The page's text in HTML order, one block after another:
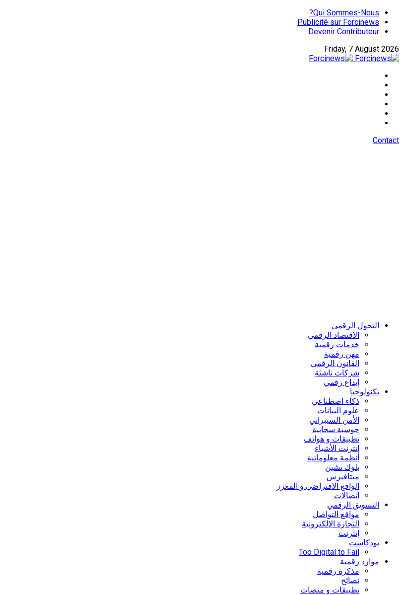
Qui Sommes-Nous?
Publicité sur Forcinews
Devenir Contributeur
Friday, 7 August 2026
Contact
التحول الرقمي
اﻻقتصاد الرقمي
خدمات رقمية
مهن رقمية
القانون الرقمي
شركات ناشئة
إبداع رقمي
تكنولوجيا
ذكاء اصطناعي
علوم البيانات
الأمن السيبراني
حوسبة سحابية
تطبيقات و هواتف
انترنت الأشياء
أنظمة معلوماتية
بلوك تشين
ميتافيرس
الواقع الافتراضي و المعزز
اتصالات
التسويق الرقمي
مواقع التواصل
التجارة الإلكترونية
إنترنت
بودكاست
Too Digital to Fail
موارد رقمية
مذكرة رقمية
نصائح
تطبيقات و منصات